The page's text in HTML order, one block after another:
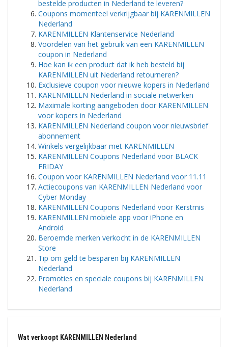
bestelde producten in Nederland te leveren?
Coupons momenteel verkrijgbaar bij KARENMILLEN
Nederland
KARENMILLEN Klantenservice Nederland
Voordelen van het gebruik van een KARENMILLEN
coupon in Nederland
Hoe kan ik een product dat ik heb besteld bij
KARENMILLEN uit Nederland retourneren?
Exclusieve coupon voor nieuwe kopers in Nederland
KARENMILLEN Nederland in sociale netwerken
Maximale korting aangeboden door KARENMILLEN
voor kopers in Nederland
KARENMILLEN Nederland coupon voor nieuwsbrief
abonnement
Winkels vergelijkbaar met KARENMILLEN
KARENMILLEN Coupons Nederland voor BLACK
FRIDAY
Coupon voor KARENMILLEN Nederland voor 11.11
Actiecoupons van KARENMILLEN Nederland voor
Cyber ​​Monday
KARENMILLEN Coupons Nederland voor Kerstmis
KARENMILLEN mobiele app voor iPhone en
Android
Beroemde merken verkocht in de KARENMILLEN
Store
Tip om geld te besparen bij KARENMILLEN
Nederland
Promoties en speciale coupons bij KARENMILLEN
Nederland
Wat verkoopt KARENMILLEN Nederland